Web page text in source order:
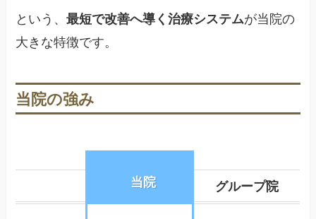
という、最短で改善へ導く治療システムが当院の
大きな特徴です。
当院の強み
当院 グループ院